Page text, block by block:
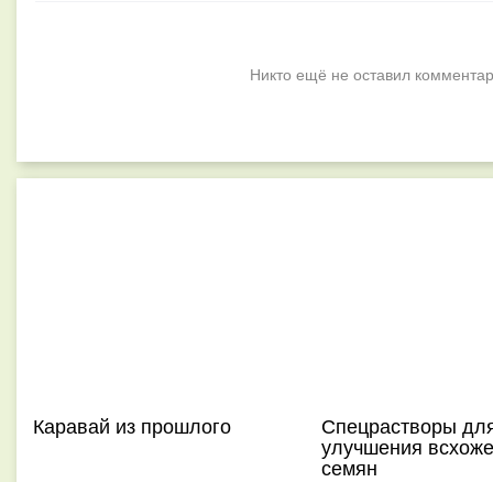
Никто ещё не оставил
Каравай из прошлого Спецрастворы
улучшения
семян